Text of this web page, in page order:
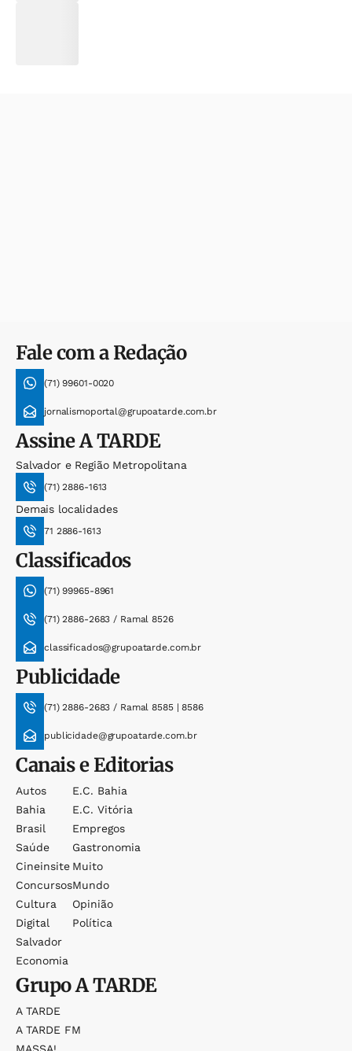
Fale com a Redação
(71) 99601-0020
jornalismoportal@grupoatarde.com.br
AssineA TARDE
Salvador e Região Metropolitana
(71) 2886-1613
Demais localidades
71 2886-1613
Classificados
(71) 99965-8961
(71) 2886-2683 / Ramal 8526
classificados@grupoatarde.com.br
Publicidade
(71) 2886-2683 / Ramal 8585 | 8586
publicidade@grupoatarde.com.br
Canais e Editorias
Autos
Bahia
Brasil
Saúde
Cineinsite
Concursos
Cultura
Digital
Salvador
Economia
E.c. Bahia
E.c. Vitória
Empregos
Gastronomia
Muito
Mundo
Opinião
Política
GrupoA TARDE
A TARDE
A TARDE FM
MASSA!